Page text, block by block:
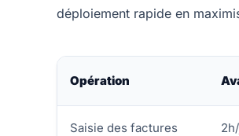
déploiement rapide en
Opération
Saisie des factures